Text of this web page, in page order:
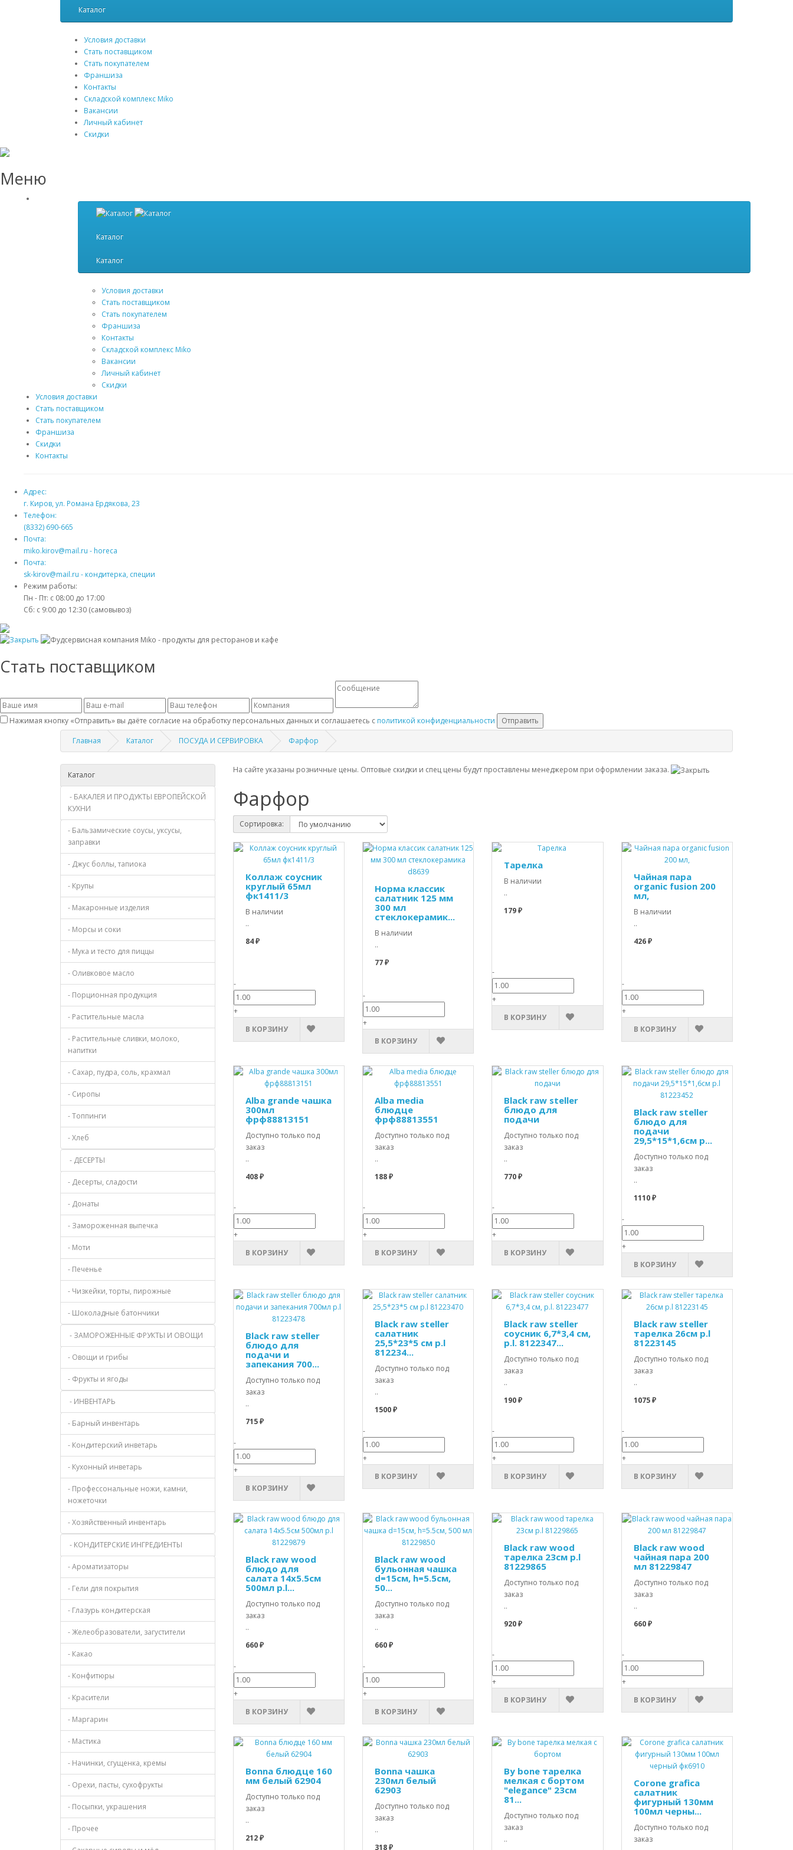
Каталог
Условия доставки
Стать поставщиком
Стать покупателем
Франшиза
Контакты
Складской комплекс Miko
Вакансии
Личный кабинет
Скидки
Меню
Каталог
Каталог
Условия доставки
Стать поставщиком
Стать покупателем
Франшиза
Контакты
Складской комплекс Miko
Вакансии
Личный кабинет
Скидки
Условия доставки
Стать поставщиком
Стать покупателем
Франшиза
Скидки
Контакты
Адрес:
г. Киров, ул. Романа Ердякова, 23
Телефон:
(8332) 690-665
Почта:
miko.kirov@mail.ru - horeca
Почта:
sk-kirov@mail.ru - кондитерка, специи
Режим работы:
Пн - Пт: с 08:00 до 17:00
Сб: с 9:00 до 12:30 (самовывоз)
Стать поставщиком
Нажимая кнопку «Отправить» вы даёте согласие на обработку персональных данных и соглашаетесь с политикой конфиденциальности
Отправить
Главная
Каталог ПОСУДА И СЕРВИРОВКА Фарфор
Каталог
- БАКАЛЕЯ И ПРОДУКТЫ ЕВРОПЕЙСКОЙ
КУХНИ
- Бальзамические соусы, уксусы,
заправки
- Джус боллы, тапиока
- Крупы
- Макаронные изделия
- Морсы и соки
- Мука и тесто для пиццы
- Оливковое масло
- Порционная продукция
- Растительные масла
- Растительные сливки, молоко,
напитки
- Сахар, пудра, соль, крахмал
- Сиропы
- Топпинги
- Хлеб
- ДЕСЕРТЫ
- Десерты, сладости
- Донаты
- Замороженная выпечка
- Моти
- Печенье
- Чизкейки, торты, пирожные
- Шоколадные батончики
- ЗАМОРОЖЕННЫЕ ФРУКТЫ И ОВОЩИ
- Овощи и грибы
- Фрукты и ягоды
- ИНВЕНТАРЬ
- Барный инвентарь
- Кондитерский инветарь
- Кухонный инветарь
- Профессональные ножи, камни,
ножеточки
- Хозяйственный инвентарь
- КОНДИТЕРСКИЕ ИНГРЕДИЕНТЫ
- Ароматизаторы
- Гели для покрытия
- Глазурь кондитерская
- Желеобразователи, загустители
- Какао
- Конфитюры
- Красители
- Маргарин
- Мастика
- Начинки, сгущенка, кремы
- Орехи, пасты, сухофрукты
- Посыпки, украшения
- Прочее
На сайте указаны розничные цены. Оптовые скидки и спец цены будут проставлены менеджером при оформлении заказа.
Фарфор
Сортировка:
Коллаж соусник
круглый 65мл
фк1411/3
В наличии
..
84 ₽
-
+
В КОРЗИНУ
Норма классик
салатник 125 мм
300 мл
стеклокерамик...
В наличии
..
77 ₽
-
+
В КОРЗИНУ
Тарелка
В наличии
..
179 ₽
-
+
В КОРЗИНУ
Чайная пара
organic fusion 200
мл,
В наличии
..
426 ₽
-
+
В КОРЗИНУ
Alba grande чашка
300мл
фрф88813151
Доступно только под
заказ
..
408 ₽
-
+
В КОРЗИНУ
Alba media
блюдце
фрф88813551
Доступно только под
заказ
..
188 ₽
-
+
В КОРЗИНУ
Black raw steller
блюдо для
подачи
Доступно только под
заказ
..
770 ₽
-
+
В КОРЗИНУ
Black raw steller
блюдо для
подачи
29,5*15*1,6см p...
Доступно только под
заказ
..
1110 ₽
-
+
В КОРЗИНУ
Black raw steller
блюдо для
подачи и
запекания 700...
Доступно только под
заказ
..
715 ₽
-
+
В КОРЗИНУ
Black raw steller
салатник
25,5*23*5 см p.l
812234...
Доступно только под
заказ
..
1500 ₽
-
+
В КОРЗИНУ
Black raw steller
соусник 6,7*3,4 см,
p.l. 8122347...
Доступно только под
заказ
..
190 ₽
-
+
В КОРЗИНУ
Black raw steller
тарелка 26см p.l
81223145
Доступно только под
заказ
..
1075 ₽
-
+
В КОРЗИНУ
Black raw wood
блюдо для
салата 14х5.5см
500мл p.l...
Доступно только под
заказ
..
660 ₽
-
+
В КОРЗИНУ
Black raw wood
бульонная чашка
d=15см, h=5.5см,
50...
Доступно только под
заказ
..
660 ₽
-
+
В КОРЗИНУ
Black raw wood
тарелка 23см p.l
81229865
Доступно только под
заказ
..
920 ₽
-
+
В КОРЗИНУ
Black raw wood
чайная пара 200
мл 81229847
Доступно только под
заказ
..
660 ₽
-
+
В КОРЗИНУ
Bonna блюдце 160
мм белый 62904
Доступно только под
заказ
..
212 ₽
Bonna чашка
230мл белый
62903
Доступно только под
заказ
..
318 ₽
By bone тарелка
мелкая с бортом
"elegance" 23см
81...
Доступно только под
заказ
..
Corone grafica
салатник
фигурный 130мм
100мл черны...
Доступно только под
заказ